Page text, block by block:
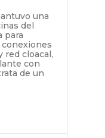
una
del
para
red cloacal,
con
de un